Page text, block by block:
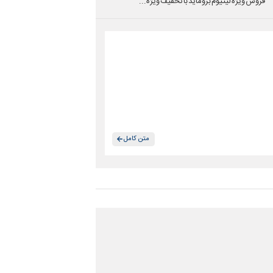
متن کامل